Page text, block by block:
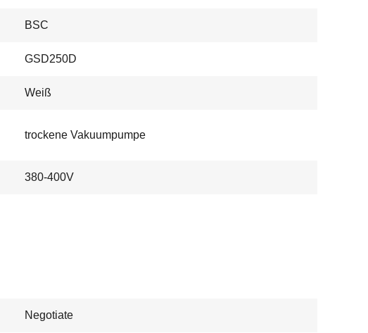
BSC
GSD250D
Weiß
trockene Vakuumpumpe
380-400V
Negotiate